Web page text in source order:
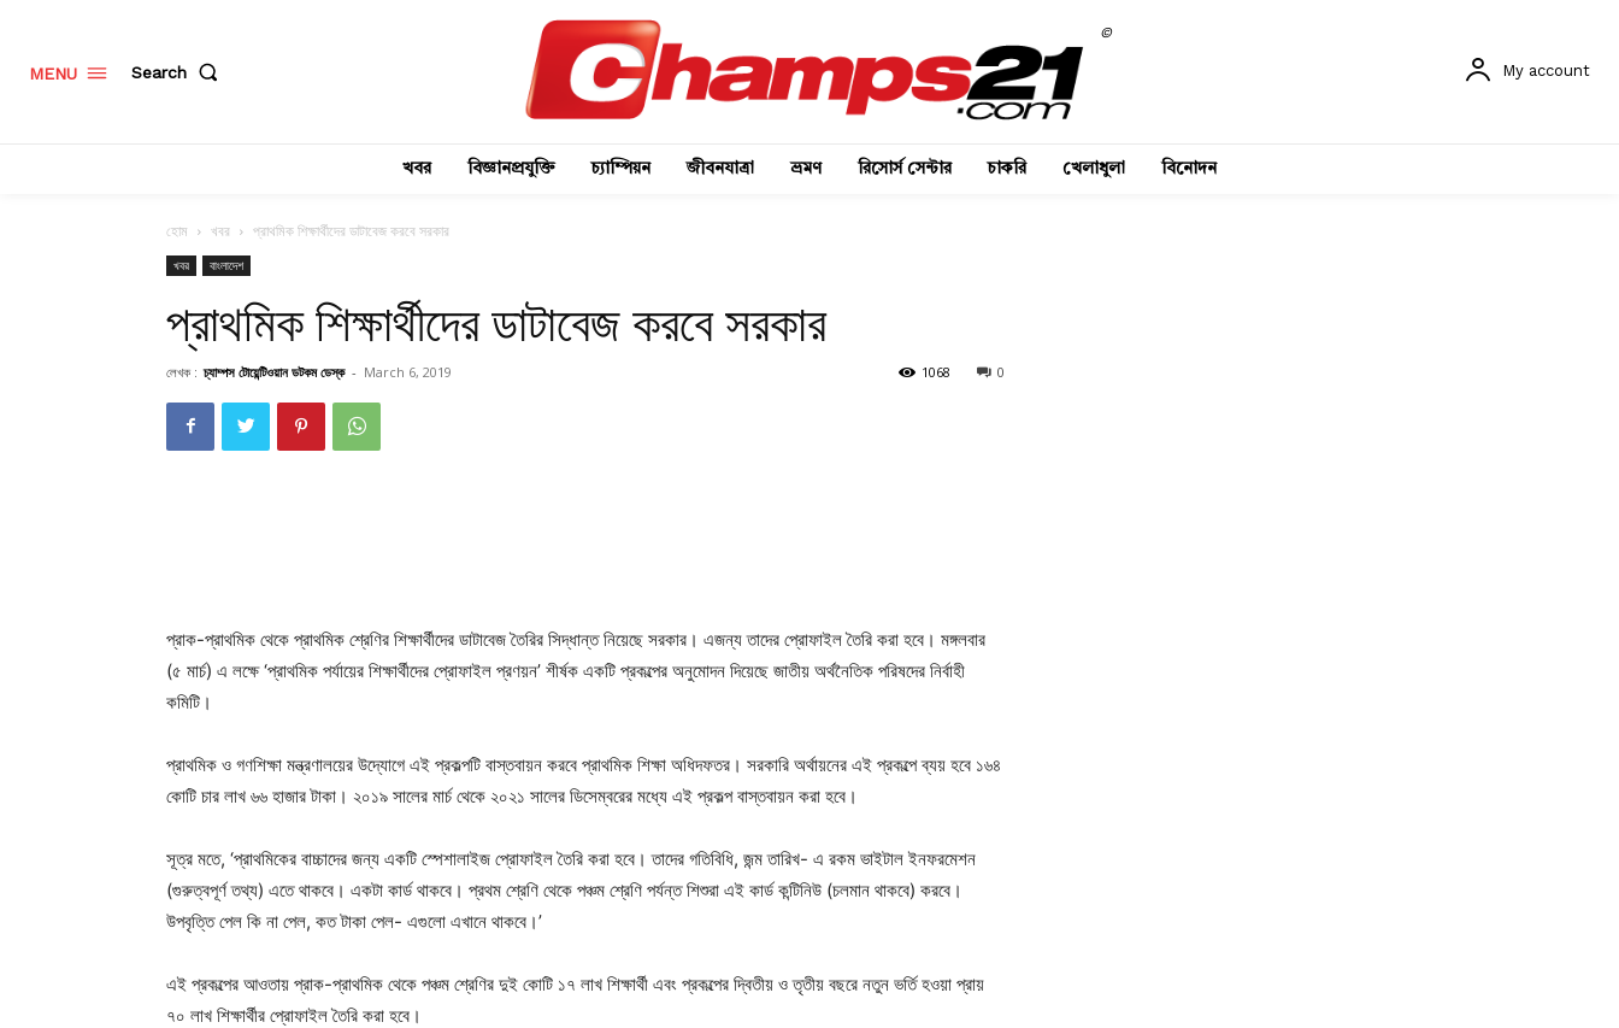
MENU Search
©
My account
খবর বিজ্ঞানপ্রযুক্তি চ্যাম্পিয়ন জীবনযাত্রা ভ্রমণ রিসোর্স সেন্টার চাকরি খেলাধুলা বিনোদন
হোম খবর প্রাথমিক শিক্ষার্থীদের ডাটাবেজ করবে সরকার
খবর বাংলাদেশ
প্রাথমিক শিক্ষার্থীদের ডাটাবেজ করবে সরকার
লেখক : চ্যাম্পস টোয়েন্টিওয়ান ডটকম ডেস্ক - March 6, 2019 0
1068
প্রাক-প্রাথমিক থেকে প্রাথমিক শ্রেণির শিক্ষার্থীদের ডাটাবেজ তৈরির সিদ্ধান্ত নিয়েছে সরকার। এজন্য তাদের প্রোফাইল তৈরি করা হবে। মঙ্গলবার
(৫ মার্চ) এ লক্ষে ‘প্রাথমিক পর্যায়ের শিক্ষার্থীদের প্রোফাইল প্রণয়ন’ শীর্ষক একটি প্রকল্পের অনুমোদন দিয়েছে জাতীয় অর্থনৈতিক পরিষদের নির্বাহী
কমিটি।
প্রাথমিক ও গণশিক্ষা মন্ত্রণালয়ের উদ্যোগে এই প্রকল্পটি বাস্তবায়ন করবে প্রাথমিক শিক্ষা অধিদফতর। সরকারি অর্থায়নের এই প্রকল্পে ব্যয় হবে ১৬৪
কোটি চার লাখ ৬৬ হাজার টাকা। ২০১৯ সালের মার্চ থেকে ২০২১ সালের ডিসেম্বরের মধ্যে এই প্রকল্প বাস্তবায়ন করা হবে।
সূত্র মতে, ‘প্রাথমিকের বাচ্চাদের জন্য একটি স্পেশালাইজ প্রোফাইল তৈরি করা হবে। তাদের গতিবিধি, জন্ম তারিখ- এ রকম ভাইটাল ইনফরমেশন
(গুরুত্বপূর্ণ তথ্য) এতে থাকবে। একটা কার্ড থাকবে। প্রথম শ্রেণি থেকে পঞ্চম শ্রেণি পর্যন্ত শিশুরা এই কার্ড কন্টিনিউ (চলমান থাকবে) করবে।
উপবৃত্তি পেল কি না পেল, কত টাকা পেল- এগুলো এখানে থাকবে।’
এই প্রকল্পের আওতায় প্রাক-প্রাথমিক থেকে পঞ্চম শ্রেণির দুই কোটি ১৭ লাখ শিক্ষার্থী এবং প্রকল্পের দ্বিতীয় ও তৃতীয় বছরে নতুন ভর্তি হওয়া প্রায়
৭০ লাখ শিক্ষার্থীর প্রোফাইল তৈরি করা হবে।